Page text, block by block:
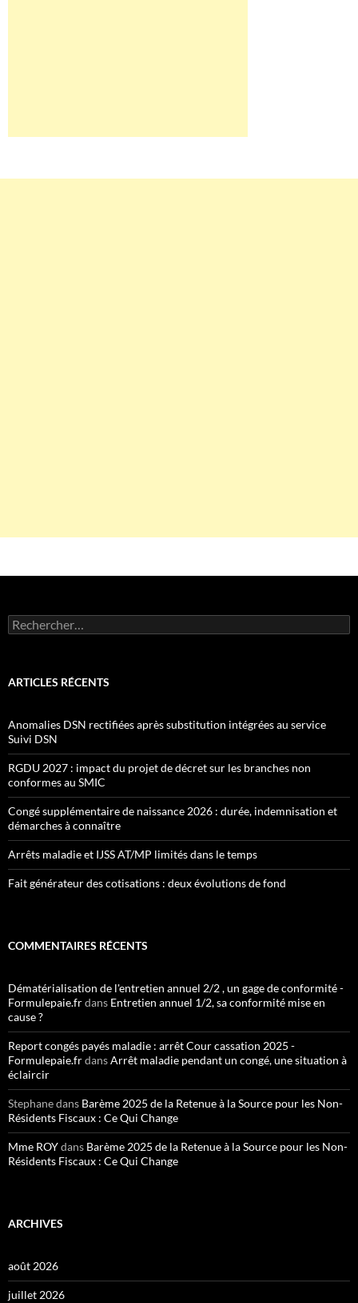
Rechercher :
ARTICLES RÉCENTS
Anomalies DSN rectifiées après substitution intégrées au service
Suivi DSN
RGDU 2027 : impact du projet de décret sur les branches non
conformes au SMIC
Congé supplémentaire de naissance 2026 : durée, indemnisation et
démarches à connaître
Arrêts maladie et IJSS AT/MP limités dans le temps
Fait générateur des cotisations : deux évolutions de fond
COMMENTAIRES RÉCENTS
Dématérialisation de l'entretien annuel 2/2 , un gage de conformité -
Formulepaie.frdans Entretien annuel 1/2, sa conformité mise en
cause ?
Report congés payés maladie : arrêt Cour cassation 2025 -
Formulepaie.frdansArrêt maladie pendant un congé, une situation à
éclaircir
Stephanedans Barème 2025 de la Retenue à la Source pour les Non-
Résidents Fiscaux : Ce Qui Change
Mme ROYdans Barème 2025 de la Retenue à la Source pour les Non-
Résidents Fiscaux : Ce Qui Change
ARCHIVES
août 2026
juillet 2026